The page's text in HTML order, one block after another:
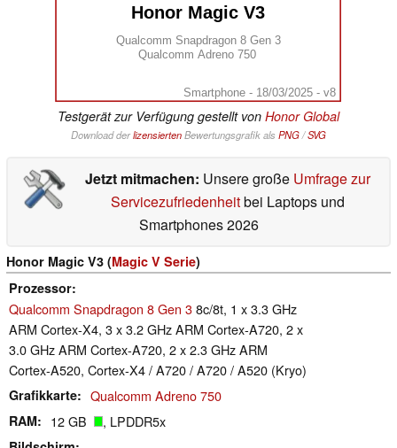
Honor Magic V3
Qualcomm Snapdragon 8 Gen 3
Qualcomm Adreno 750
Smartphone - 18/03/2025 - v8
Testgerät zur Verfügung gestellt von Honor Global
Download derlizensiertenBewertungsgrafik als PNG/SVG
Jetzt mitmachen: Unsere große Umfrage zur
Servicezufriedenheitbei Laptops und
Smartphones 2026
Honor Magic V3 (Magic V Serie)
Prozessor
Qualcomm Snapdragon 8 Gen 38c/8t, 1 x 3.3 GHz
ARM Cortex-X4, 3 x 3.2 GHz ARM Cortex-A720, 2 x
3.0 GHz ARM Cortex-A720, 2 x 2.3 GHz ARM
Cortex-A520, Cortex-X4 / A720 / A720 / A520 (Kryo)
Grafikkarte Qualcomm Adreno 750
RAM 12 GB , LPDDR5x